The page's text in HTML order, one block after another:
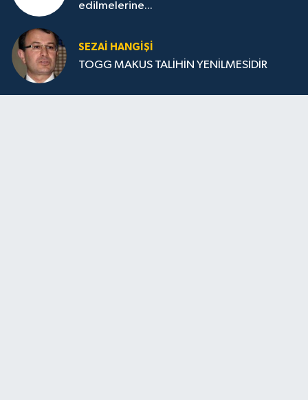
edilmelerine...
SEZAI HANGİŞİ
TOGG MAKUS TALİHİN YENİLMESİDİR